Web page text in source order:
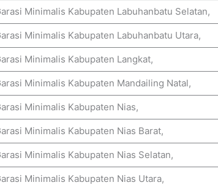
Minimalis Kabupaten Labuhanbatu Selatan,
Minimalis Kabupaten Labuhanbatu Utara,
Minimalis Kabupaten Langkat,
Minimalis Kabupaten Mandailing Natal,
Minimalis Kabupaten Nias,
Minimalis Kabupaten Nias Barat,
Minimalis Kabupaten Nias Selatan,
Minimalis Kabupaten Nias Utara,